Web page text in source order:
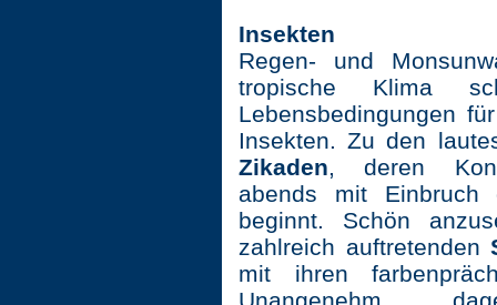
Insekten
Regen- und
tropische Klima
Lebensbedingungen
Insekten. Zu den
Zikaden, deren
abends mit Einbruch
beginnt. Schön
zahlreich auftretenden
mit ihren